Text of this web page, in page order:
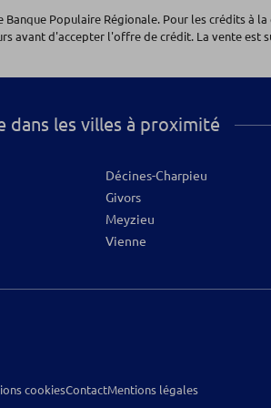
Populaire Régionale. Pour les crédits à
avant d'accepter l'offre de crédit. La vente est
dans les villes à proximité
Décines-Charpieu
Givors
Meyzieu
Vienne
cookiesContactMentions légales